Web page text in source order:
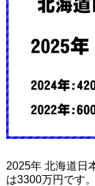
2025年 北海道日
は3300万円です。